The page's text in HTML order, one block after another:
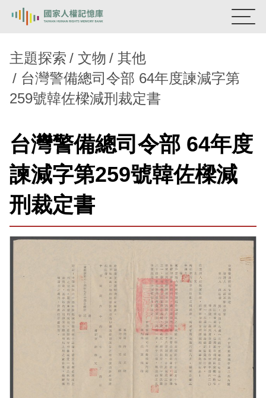
熱門關鍵字：陳孟和 李舜治 鹿窟事件
安康接待室
新生訓導處
蛋殼畫 送物單
背景知識
關於我們
意見信箱
主題探索 文物
其他
台灣警備總司令部 64年度諫減字第
259號韓佐樑減刑裁定書
台灣警備總司令部 64年度
諫減字第259號韓佐樑減
刑裁定書